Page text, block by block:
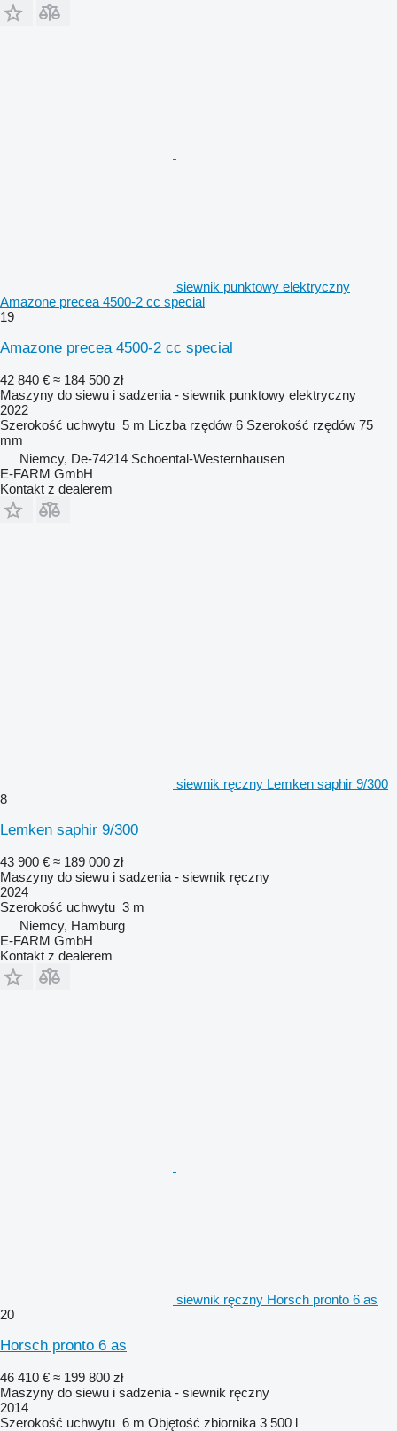
siewnik punktowy elektryczny
Amazone precea 4500-2 cc special
19
Amazone precea 4500-2 cc special
42 840 € ≈ 184 500 zł
Maszyny do siewu i sadzenia - siewnik punktowy elektryczny
2022
Szerokość uchwytu 5 m Liczba rzędów 6 Szerokość rzędów 75
mm
Niemcy, De-74214 Schoental-Westernhausen
E-FARM GmbH
Kontakt z dealerem
siewnik ręczny Lemken saphir 9/300
8
Lemken saphir 9/300
43 900 € ≈ 189 000 zł
Maszyny do siewu i sadzenia - siewnik ręczny
2024
Szerokość uchwytu 3 m
Niemcy, Hamburg
E-FARM GmbH
Kontakt z dealerem
siewnik ręczny Horsch pronto 6 as
20
Horsch pronto 6 as
46 410 € ≈ 199 800 zł
Maszyny do siewu i sadzenia - siewnik ręczny
2014
Szerokość uchwytu 6 m Objętość zbiornika 3 500 l